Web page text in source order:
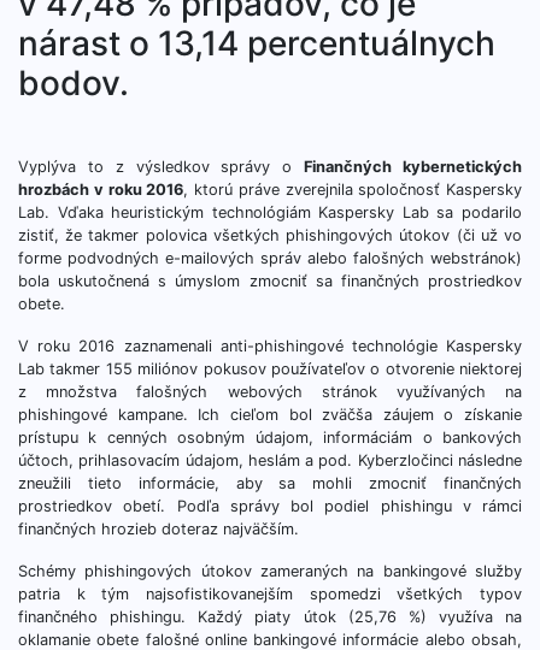
nárast o 13,14 percentuálnych
bodov.
Vyplýva to z výsledkov správy oFinančných kybernetických
hrozbách v roku 2016, ktorú práve zverejnila spoločnosť Kaspersky
Lab. Vďaka heuristickým technológiám Kaspersky Lab sa podarilo
zistiť, že takmer polovica všetkých phishingových útokov (či už vo
forme podvodných e-mailových správ alebo falošných webstránok)
bola uskutočnená s úmyslom zmocniť sa finančných prostriedkov
obete.
V roku 2016 zaznamenali anti-phishingové technológie Kaspersky
Lab takmer 155 miliónov pokusov používateľov o otvorenie niektorej
z množstva falošných webových stránok využívaných na
phishingové kampane. Ich cieľom bol zväčša záujem o získanie
prístupu k cenných osobným údajom, informáciám o bankových
účtoch, prihlasovacím údajom, heslám a pod. Kyberzločinci následne
zneužili tieto informácie, aby sa mohli zmocniť finančných
prostriedkov obetí. Podľa správy bol podiel phishingu v rámci
finančných hrozieb doteraz najväčším.
Schémy phishingových útokov zameraných na bankingové služby
patria k tým najsofistikovanejším spomedzi všetkých typov
finančného phishingu. Každý piaty útok (25,76 %) využíva na
oklamanie obete falošné online bankingové informácie alebo obsah,